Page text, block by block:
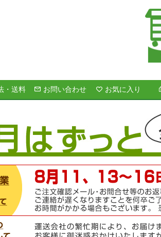
・送料 お問い合わせ お気に入り